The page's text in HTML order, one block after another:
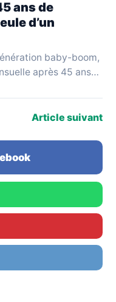
ans de
d’un
baby-boom,
après 45 ans
Article suivant